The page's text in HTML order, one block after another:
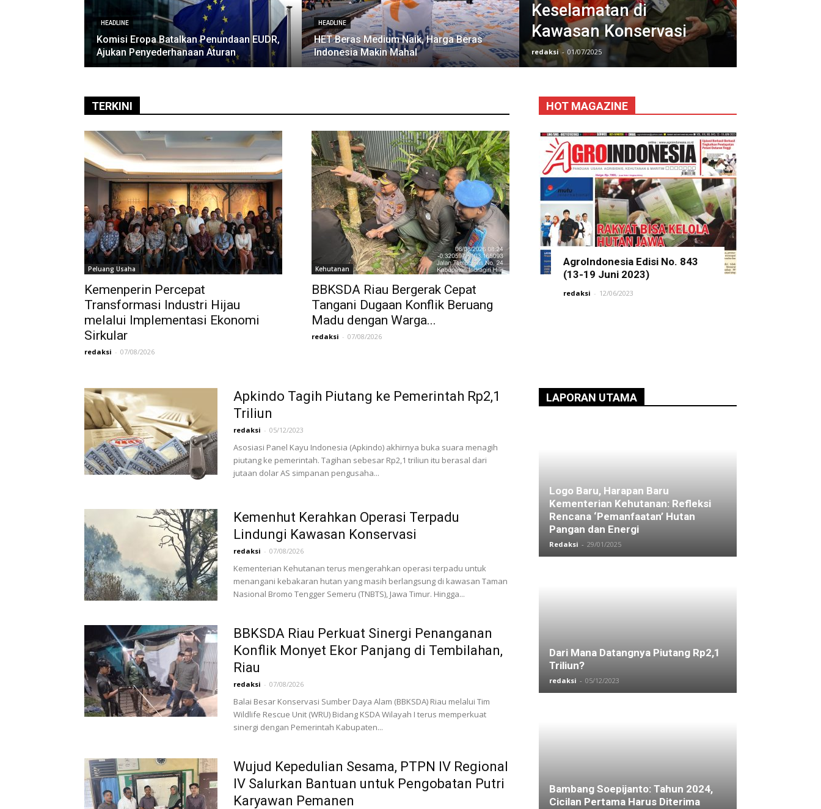
HEADLINE
Komisi Eropa Batalkan Penundaan EUDR,
Ajukan Penyederhanaan Aturan
HEADLINE
HET Beras Medium Naik, Harga Beras
Indonesia Makin Mahal
Keselamatan di
Kawasan Konservasi
redaksi - 01/07/2025
TERKINI
Peluang Usaha
Kemenperin Percepat
Transformasi Industri Hijau
melalui Implementasi Ekonomi
Sirkular
redaksi - 07/08/2026
Kehutanan
BBKSDA Riau Bergerak Cepat
Tangani Dugaan Konflik Beruang
Madu dengan Warga...
redaksi - 07/08/2026
HOT MAGAZINE
AgroIndonesia Edisi No. 843
(13-19 Juni 2023)
redaksi - 12/06/2023
Apkindo Tagih Piutang ke Pemerintah Rp2,1
Triliun
redaksi - 05/12/2023
Asosiasi Panel Kayu Indonesia (Apkindo) akhirnya buka suara menagih
piutang ke pemerintah. Tagihan sebesar Rp2,1 triliun itu berasal dari
jutaan dolar AS simpanan pengusaha...
Kemenhut Kerahkan Operasi Terpadu
Lindungi Kawasan Konservasi
redaksi - 07/08/2026
Kementerian Kehutanan terus mengerahkan operasi terpadu untuk
menangani kebakaran hutan yang masih berlangsung di kawasan Taman
Nasional Bromo Tengger Semeru (TNBTS), Jawa Timur. Hingga...
BBKSDA Riau Perkuat Sinergi Penanganan
Konflik Monyet Ekor Panjang di Tembilahan,
Riau
redaksi - 07/08/2026
Balai Besar Konservasi Sumber Daya Alam (BBKSDA) Riau melalui Tim
Wildlife Rescue Unit (WRU) Bidang KSDA Wilayah I terus memperkuat
sinergi dengan Pemerintah Kabupaten...
Wujud Kepedulian Sesama, PTPN IV Regional
IV Salurkan Bantuan untuk Pengobatan Putri
Karyawan Pemanen
LAPORAN UTAMA
Logo Baru, Harapan Baru
Kementerian Kehutanan: Refleksi
Rencana ‘Pemanfaatan’ Hutan
Pangan dan Energi
Redaksi - 29/01/2025
Dari Mana Datangnya Piutang Rp2,1
Triliun?
redaksi - 05/12/2023
Bambang Soepijanto: Tahun 2024,
Cicilan Pertama Harus Diterima